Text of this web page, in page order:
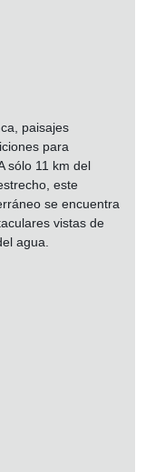
paisajes
para
sólo 11 km del
este
se encuentra
vistas de
agua.